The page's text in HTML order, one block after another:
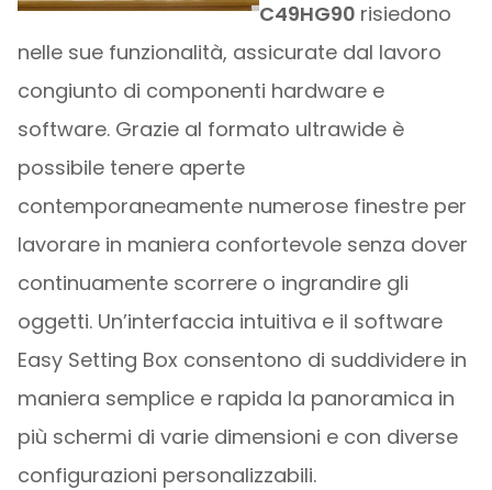
C49HG90 risiedono
nelle sue funzionalità, assicurate dal lavoro
congiunto di componenti hardware e
software. Grazie al formato ultrawide è
possibile tenere aperte
contemporaneamente numerose finestre per
lavorare in maniera confortevole senza dover
continuamente scorrere o ingrandire gli
oggetti. Un’interfaccia intuitiva e il software
Easy Setting Box consentono di suddividere in
maniera semplice e rapida la panoramica in
più schermi di varie dimensioni e con diverse
configurazioni personalizzabili.